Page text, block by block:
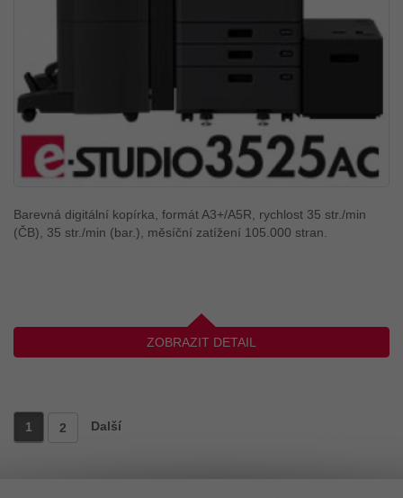
Barevná digitální kopírka, formát A3+/A5R, rychlost 35 str./min
(ČB), 35 str./min (bar.), měsíční zatížení 105.000 stran.
ZOBRAZIT DETAIL
1 2 Další